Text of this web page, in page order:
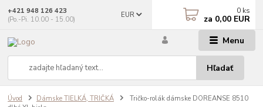
Menu
EUR
Hľadať
+421 948 126 423
(Po.-Pi. 10.00 - 15.00)
0 ks
za 0,00 EUR
Úvod Dámske TIELKÁ, TRIČKÁ
Tričko-rolák dámske DOREANSE 8510